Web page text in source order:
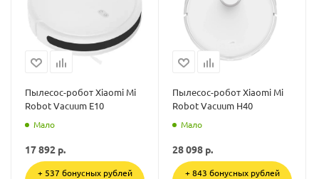
Пылесос-робот Xiaomi Mi
Robot Vacuum E10
Мало
17 892 р.
+ 537 бонусных рублей
Пылесос-робот Xiaomi Mi
Robot Vacuum H40
Мало
28 098 р.
+ 843 бонусных рублей